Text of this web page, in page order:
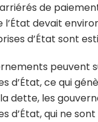
de
l’État devait
d’État sont
peuvent
d’État, ce qui
dette, les
d’État, qui ne